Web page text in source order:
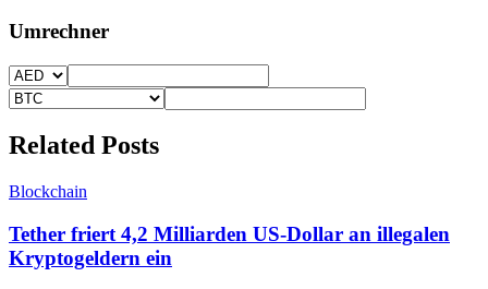
Umrechner
Related Posts
Blockchain
Tether friert 4,2 Milliarden US-Dollar an illegalen
Kryptogeldern ein